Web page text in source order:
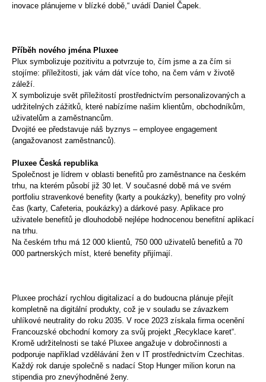
inovace plánujeme v blízké době,“ uvádí Daniel Čapek.
Příběh nového jména Pluxee
Plux symbolizuje pozitivitu a potvrzuje to, čím jsme a za čím si
stojíme: příležitosti, jak vám dát více toho, na čem vám v životě
záleží.
X symbolizuje svět příležitostí prostřednictvím personalizovaných a
udržitelných zážitků, které nabízíme našim klientům, obchodníkům,
uživatelům a zaměstnancům.
Dvojité ee představuje náš byznys – employee engagement
(angažovanost zaměstnanců).
Pluxee Česká republika
Společnost je lídrem v oblasti benefitů pro zaměstnance na českém
trhu, na kterém působí již 30 let. V současné době má ve svém
portfoliu stravenkové benefity (karty a poukázky), benefity pro volný
čas (karty, Cafeteria, poukázky) a dárkové pasy. Aplikace pro
uživatele benefitů je dlouhodobě nejlépe hodnocenou benefitní aplikací
na trhu.
Na českém trhu má 12 000 klientů, 750 000 uživatelů benefitů a 70
000 partnerských míst, které benefity přijímají.
Pluxee prochází rychlou digitalizací a do budoucna plánuje přejít
kompletně na digitální produkty, což je v souladu se závazkem
uhlíkové neutrality do roku 2035. V roce 2023 získala firma ocenění
Francouzské obchodní komory za svůj projekt „Recyklace karet“.
Kromě udržitelnosti se také Pluxee angažuje v dobročinnosti a
podporuje například vzdělávání žen v IT prostřednictvím Czechitas.
Každý rok daruje společně s nadací Stop Hunger milion korun na
stipendia pro znevýhodněné ženy.